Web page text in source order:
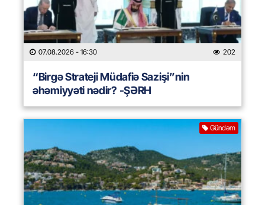
07.08.2026 - 16:30 202
“Birgə Strateji Müdafiə Sazişi”nin
əhəmiyyəti nədir? -ŞƏRH
Gündəm